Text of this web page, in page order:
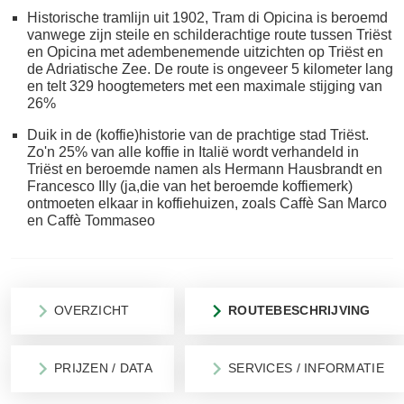
Historische tramlijn uit 1902, Tram di Opicina is beroemd
vanwege zijn steile en schilderachtige route tussen Triëst
en Opicina met adembenemende uitzichten op Triëst en
de Adriatische Zee. De route is ongeveer 5 kilometer lang
en telt 329 hoogtemeters met een maximale stijging van
26%
Duik in de (koffie)historie van de prachtige stad Triëst.
Zo'n 25% van alle koffie in Italië wordt verhandeld in
Triëst en beroemde namen als Hermann Hausbrandt en
Francesco Illy (ja,die van het beroemde koffiemerk)
ontmoeten elkaar in koffiehuizen, zoals Caffè San Marco
en Caffè Tommaseo
OVERZICHT ROUTEBESCHRIJVING
PRIJZEN / DATA SERVICES / INFORMATIE